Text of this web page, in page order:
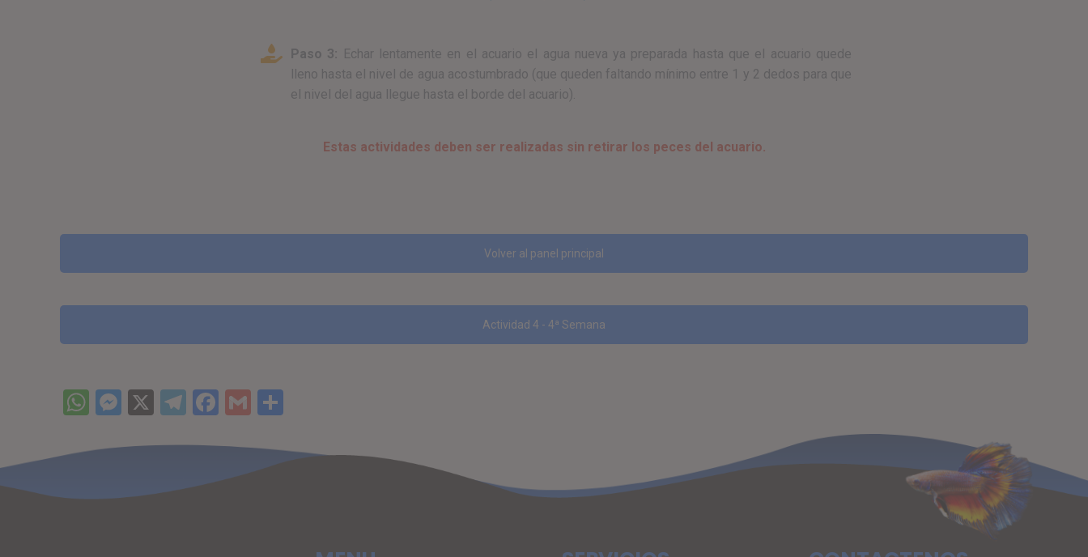
Paso 3: Echar lentamente en el acuario el agua nueva ya preparada hasta que el acuario quede
lleno hasta el nivel de agua acostumbrado (que queden faltando mínimo entre 1 y 2 dedos para que
el nivel del agua llegue hasta el borde del acuario).
Estas actividades deben ser realizadas sin retirar los peces del acuario.
Volver al panel principal
Actividad 4 - 4ª Semana
WhatsApp
Messenger
X Telegram
Facebook
Gmail